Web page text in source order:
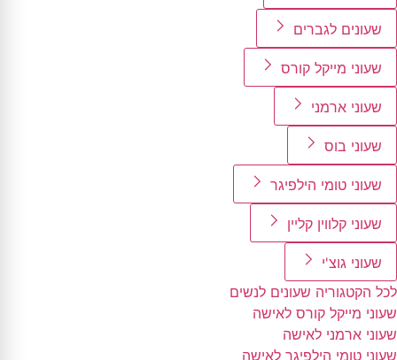
שעונים לגברים
שעוני מייקל קורס
שעוני ארמני
שעוני בוס
שעוני טומי הילפיגר
שעוני קלווין קליין
שעוני גוצ'י
לכל הקטגוריה שעונים לנשים
שעוני מייקל קורס לאישה
שעוני ארמני לאישה
שעוני טומי הילפיגר לאישה